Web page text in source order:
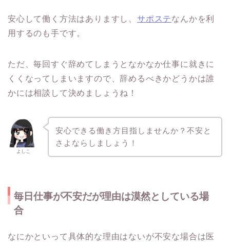
安心して働く方法はありますし、 サポステなんかを利
用するのも手です。
ただ、毎回すぐ辞めてしまうとなかなか仕事に就きに
くくなってしまいますので、辞めるべきかどうかは誰
かには相談して決めましょうね！
よしこ
安心できる働き方目指しませんか？不安と
さよならしましょう！
毎日仕事が不安だが理由は漠然としている場
合
なにかといって具体的な理由はないが不安な場合は医